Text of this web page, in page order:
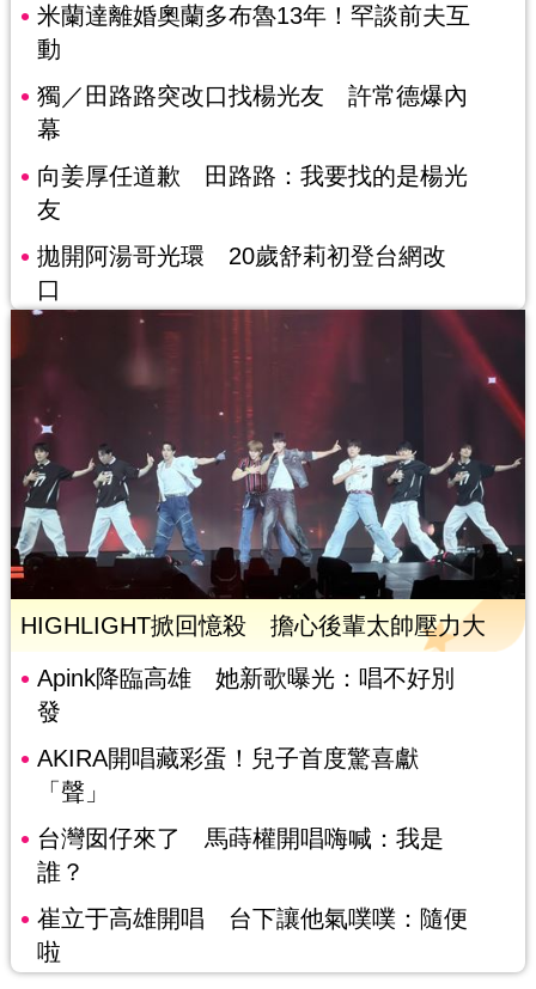
米蘭達離婚奧蘭多布魯13年！罕談前夫互
動
獨／田路路突改口找楊光友 許常德爆內
幕
向姜厚任道歉 田路路：我要找的是楊光
友
拋開阿湯哥光環 20歲舒莉初登台網改
口
HIGHLIGHT掀回憶殺 擔心後輩太帥壓力大
Apink降臨高雄 她新歌曝光：唱不好別
發
AKIRA開唱藏彩蛋！兒子首度驚喜獻
「聲」
台灣囡仔來了 馬蒔權開唱嗨喊：我是
誰？
崔立于高雄開唱 台下讓他氣噗噗：隨便
啦